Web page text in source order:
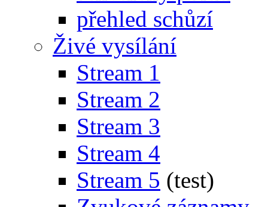
přehled schůzí
Živé vysílání
Stream 1
Stream 2
Stream 3
Stream 4
Stream 5 (test)